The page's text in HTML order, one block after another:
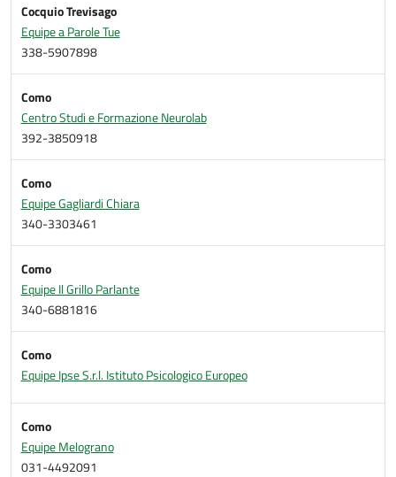
Cocquio Trevisago
Equipe a Parole Tue
338-5907898
Como
Centro Studi e Formazione Neurolab
392-3850918
Como
Equipe Gagliardi Chiara
340-3303461
Como
Equipe Il Grillo Parlante
340-6881816
Como
Equipe Ipse S.r.l. Istituto Psicologico Europeo
Como
Equipe Melograno
031-4492091